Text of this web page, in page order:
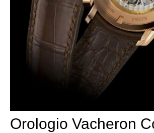
Orologio Vacheron